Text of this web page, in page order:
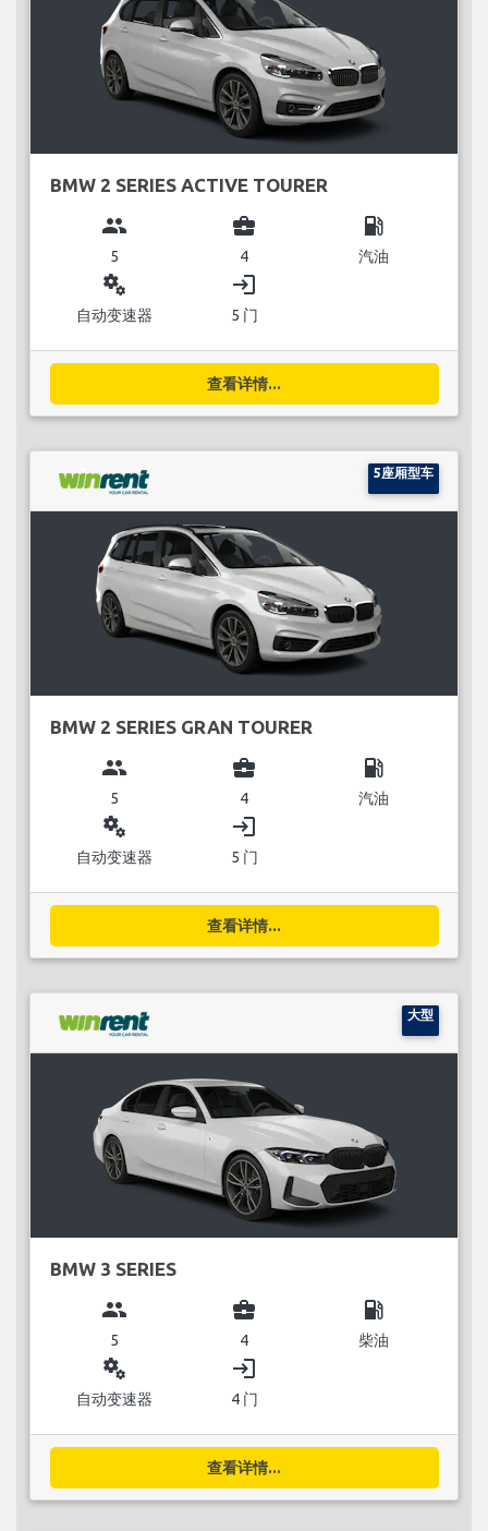
BMW 2 SERIES ACTIVE TOURER
group
5
business_center
4
local_gas_station
汽油
miscellaneous_services
自动变速器
login
5 门
查看详情...
5座厢型车
BMW 2 SERIES GRAN TOURER
group
5
business_center
4
local_gas_station
汽油
miscellaneous_services
自动变速器
login
5 门
查看详情...
大型
BMW 3 SERIES
group
5
business_center
4
local_gas_station
柴油
miscellaneous_services
自动变速器
login
4 门
查看详情...